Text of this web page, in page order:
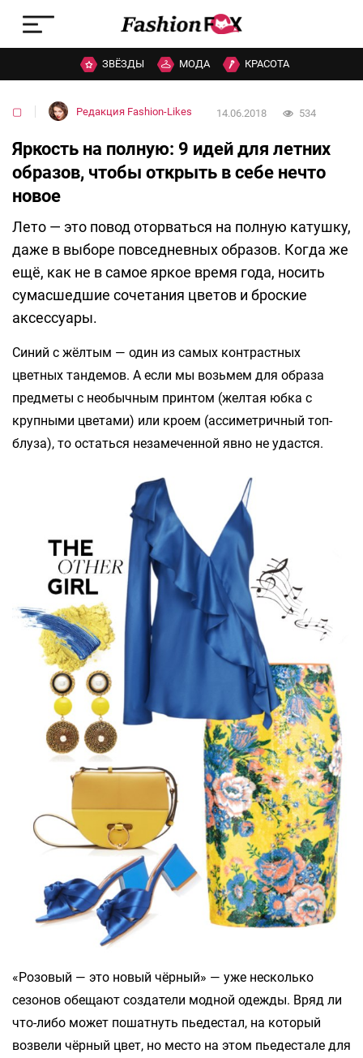
ЗВЁЗДЫ МОДА КРАСОТА
▢ Редакция Fashion-Likes 14.06.2018 534
Яркость на полную: 9 идей для летних
образов, чтобы открыть в себе нечто
новое
Лето — это повод оторваться на полную катушку,
даже в выборе повседневных образов. Когда же
ещё, как не в самое яркое время года, носить
сумасшедшие сочетания цветов и броские
аксессуары.
Синий с жёлтым — один из самых контрастных
цветных тандемов. А если мы возьмем для образа
предметы с необычным принтом (желтая юбка с
крупными цветами) или кроем (ассиметричный топ-
блуза), то остаться незамеченной явно не удастся.
«Розовый — это новый чёрный» — уже несколько
сезонов обещают создатели модной одежды. Вряд ли
что-либо может пошатнуть пьедестал, на который
возвели чёрный цвет, но место на этом пьедестале для